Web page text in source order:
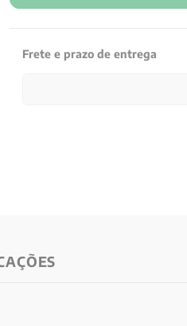
Frete e prazo de entrega